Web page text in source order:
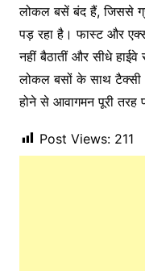
लोकल बसें बंद हैं, जिससे
पड़ रहा है। फास्ट और
नहीं बैठातीं और सीधे
लोकल बसों के साथ टैक्सी
होने से आवागमन पूरी तरह
Post Views: 211